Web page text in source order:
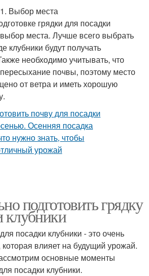
Выбор места
грядки для посадки
места. Лучше всего выбрать
клубники будут получать
необходимо учитывать, что
почвы, поэтому место
от ветра и иметь хорошую
подготовить грядку
клубники
посадки клубники - это очень
влияет на будущий урожай.
основные моменты
посадки клубники.